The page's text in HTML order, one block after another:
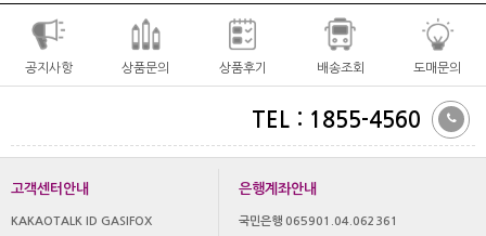
공지사항 상품문의 상품후기 배송조회 도매문의
TEL : 1855-4560
고객센터안내
KAKAOTALK ID GASIFOX
은행계좌안내
국민은행 065901.04.062361